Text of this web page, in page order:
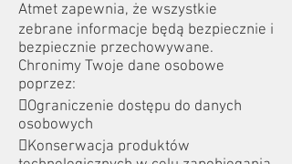
Atmet zapewnia, że wszystkie
zebrane informacje będą bezpiecznie i
bezpiecznie przechowywane.
Chronimy Twoje dane osobowe
poprzez:
Ograniczenie dostępu do danych
osobowych
Konserwacja produktów